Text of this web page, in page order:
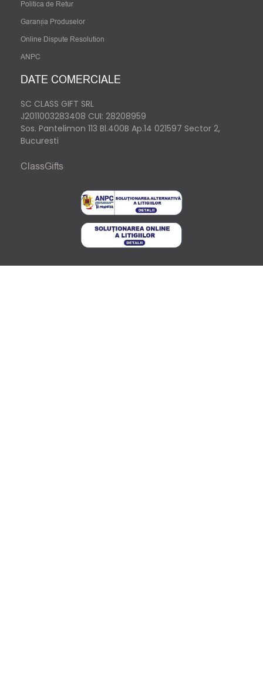
Politica de Retur
Garanția Produselor
Online Dispute Resolution
ANPC
DATE COMERCIALE
SC CLASS GIFT SRL
J2011003283408 CUI: 28208959
Sos. Pantelimon 113 Bl.400B Ap.14 021597 Sector 2,
Bucuresti
ClassGifts